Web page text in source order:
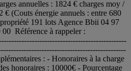
annuelles : 1824 € charges moy /
€ (Couts énergie annuels : entre 680
191 lots Agence Bbii 04 97
Référence à rappeler :
: - Honoraires à la charge
honoraires : 10000€ - Pourcentage